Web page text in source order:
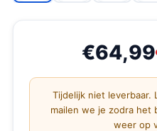
€64,99
Tijdelijk niet leverbaar.
mailen we je zodra het
weer op